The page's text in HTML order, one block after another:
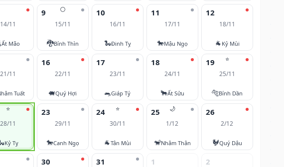
14/11
Ất Mão
🌕
9
15/11
🐉Bính Thìn
10
16/11
🐍Đinh Tỵ
11
17/11
🐎Mậu Ngọ
12
18/11
🐐 Kỷ Mùi
21/11
Tuất
16
22/11
🐖Quý Hợi
17
23/11
🐀Giáp Tý
18
24/11
🐂Ất Sửu
⭐
19
25/11
🐅Bính Dần
⭐
28/11
Kỷ Tỵ
23
29/11
🐎Canh Ngọ
⭐
24
30/11
🐐Tân Mùi
🌙
25
1/12
🐒Nhâm Thân
26
2/12
🐓Quý Dậu
30 31 1 2